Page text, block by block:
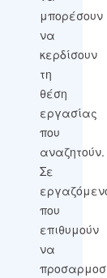
μπορέσουν
να
κερδίσουν
τη
θέση
εργασίας
που
αναζητούν.
Σε
που
επιθυμούν
να